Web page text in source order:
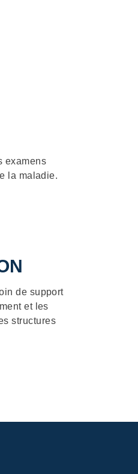
DU
de concertation
examens
la maladie.
de support
et les
structures